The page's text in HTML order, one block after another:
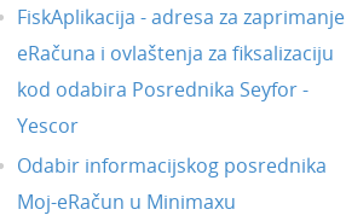
FiskAplikacija - adresa za zaprimanje
eRačuna i ovlaštenja za fiksalizaciju
kod odabira Posrednika Seyfor -
Yescor
Odabir informacijskog posrednika
Moj-eRačun u Minimaxu